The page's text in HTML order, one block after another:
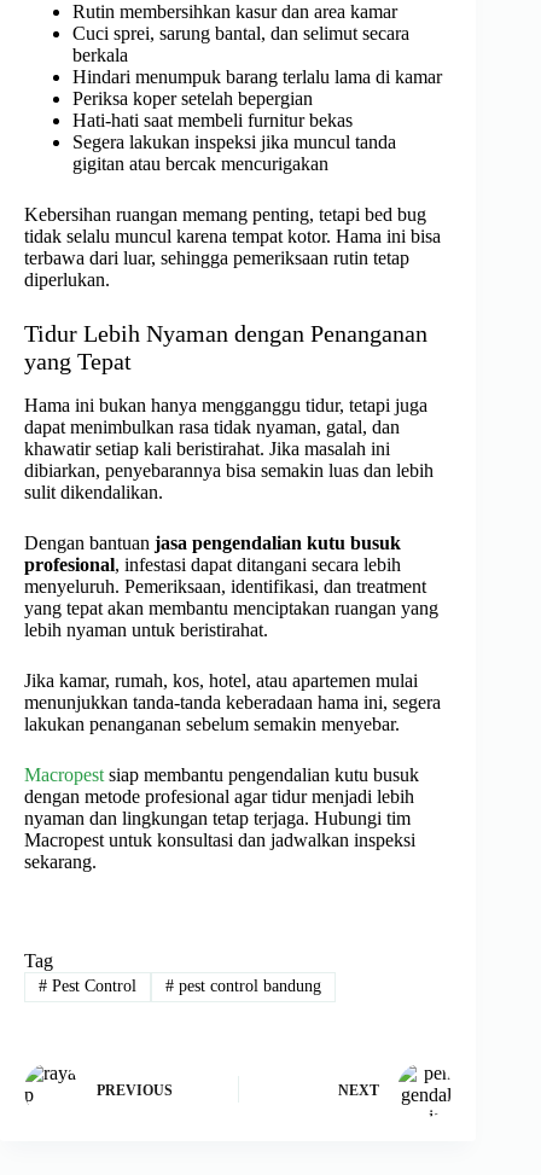
Rutin membersihkan kasur dan area kamar
Cuci sprei, sarung bantal, dan selimut secara
berkala
Hindari menumpuk barang terlalu lama di kamar
Periksa koper setelah bepergian
Hati-hati saat membeli furnitur bekas
Segera lakukan inspeksi jika muncul tanda
gigitan atau bercak mencurigakan
Kebersihan ruangan memang penting, tetapi bed bug
tidak selalu muncul karena tempat kotor. Hama ini bisa
terbawa dari luar, sehingga pemeriksaan rutin tetap
diperlukan.
Tidur Lebih Nyaman dengan Penanganan
yang Tepat
Hama ini bukan hanya mengganggu tidur, tetapi juga
dapat menimbulkan rasa tidak nyaman, gatal, dan
khawatir setiap kali beristirahat. Jika masalah ini
dibiarkan, penyebarannya bisa semakin luas dan lebih
sulit dikendalikan.
Dengan bantuan jasa pengendalian kutu busuk
profesional, infestasi dapat ditangani secara lebih
menyeluruh. Pemeriksaan, identifikasi, dan treatment
yang tepat akan membantu menciptakan ruangan yang
lebih nyaman untuk beristirahat.
Jika kamar, rumah, kos, hotel, atau apartemen mulai
menunjukkan tanda-tanda keberadaan hama ini, segera
lakukan penanganan sebelum semakin menyebar.
Macropest siap membantu pengendalian kutu busuk
dengan metode profesional agar tidur menjadi lebih
nyaman dan lingkungan tetap terjaga. Hubungi tim
Macropest untuk konsultasi dan jadwalkan inspeksi
sekarang.
Tag
#Pest Control #pest control bandung
PREVIOUS NEXT